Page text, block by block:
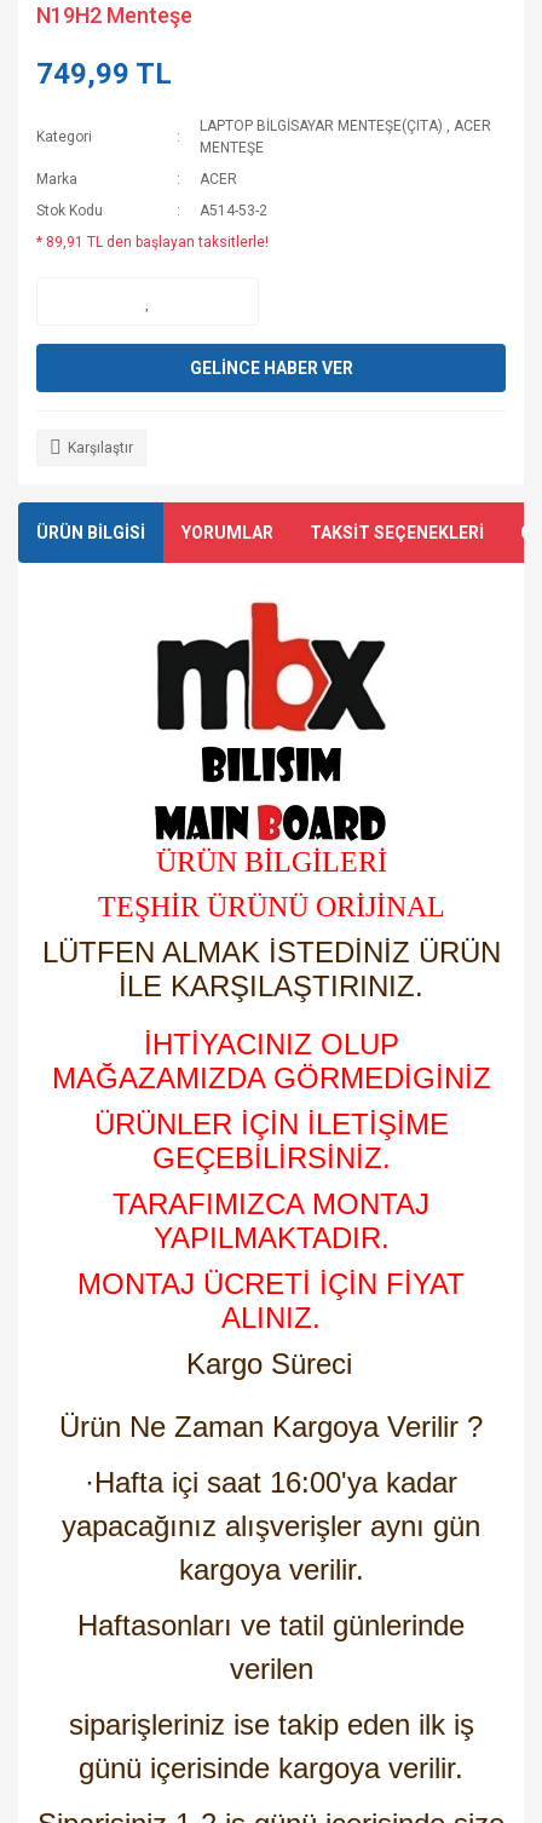
N19H2 Menteşe
749,99 TL
Kategori
LAPTOP BİLGİSAYAR MENTEŞE(ÇITA) ,ACER
MENTEŞE
Marka
ACER
Stok Kodu
A514-53-2
* 89,91 TL den başlayan taksitlerle!
GELİNCE HABER VER
Karşılaştır
ÜRÜN BİLGİSİ YORUMLAR TAKSİT SEÇENEKLERİ
ÜRÜN BİLGİLERİ
TEŞHİR ÜRÜNÜ ORİJİNAL
LÜTFEN ALMAK İSTEDİNİZ ÜRÜN
İLE KARŞILAŞTIRINIZ.
İHTİYACINIZ OLUP
MAĞAZAMIZDA GÖRMEDİGİNİZ
ÜRÜNLER İÇİN İLETİŞİME
GEÇEBİLİRSİNİZ.
TARAFIMIZCA MONTAJ
YAPILMAKTADIR.
MONTAJ ÜCRETİ İÇİN FİYAT
ALINIZ.
Kargo Süreci
Ürün Ne Zaman Kargoya Verilir ?
·Hafta içi saat 16:00'ya kadar
yapacağınız alışverişler aynı gün
kargoya verilir.
Haftasonları ve tatil günlerinde
verilen
siparişleriniz ise takip eden ilk iş
günü içerisinde kargoya verilir.